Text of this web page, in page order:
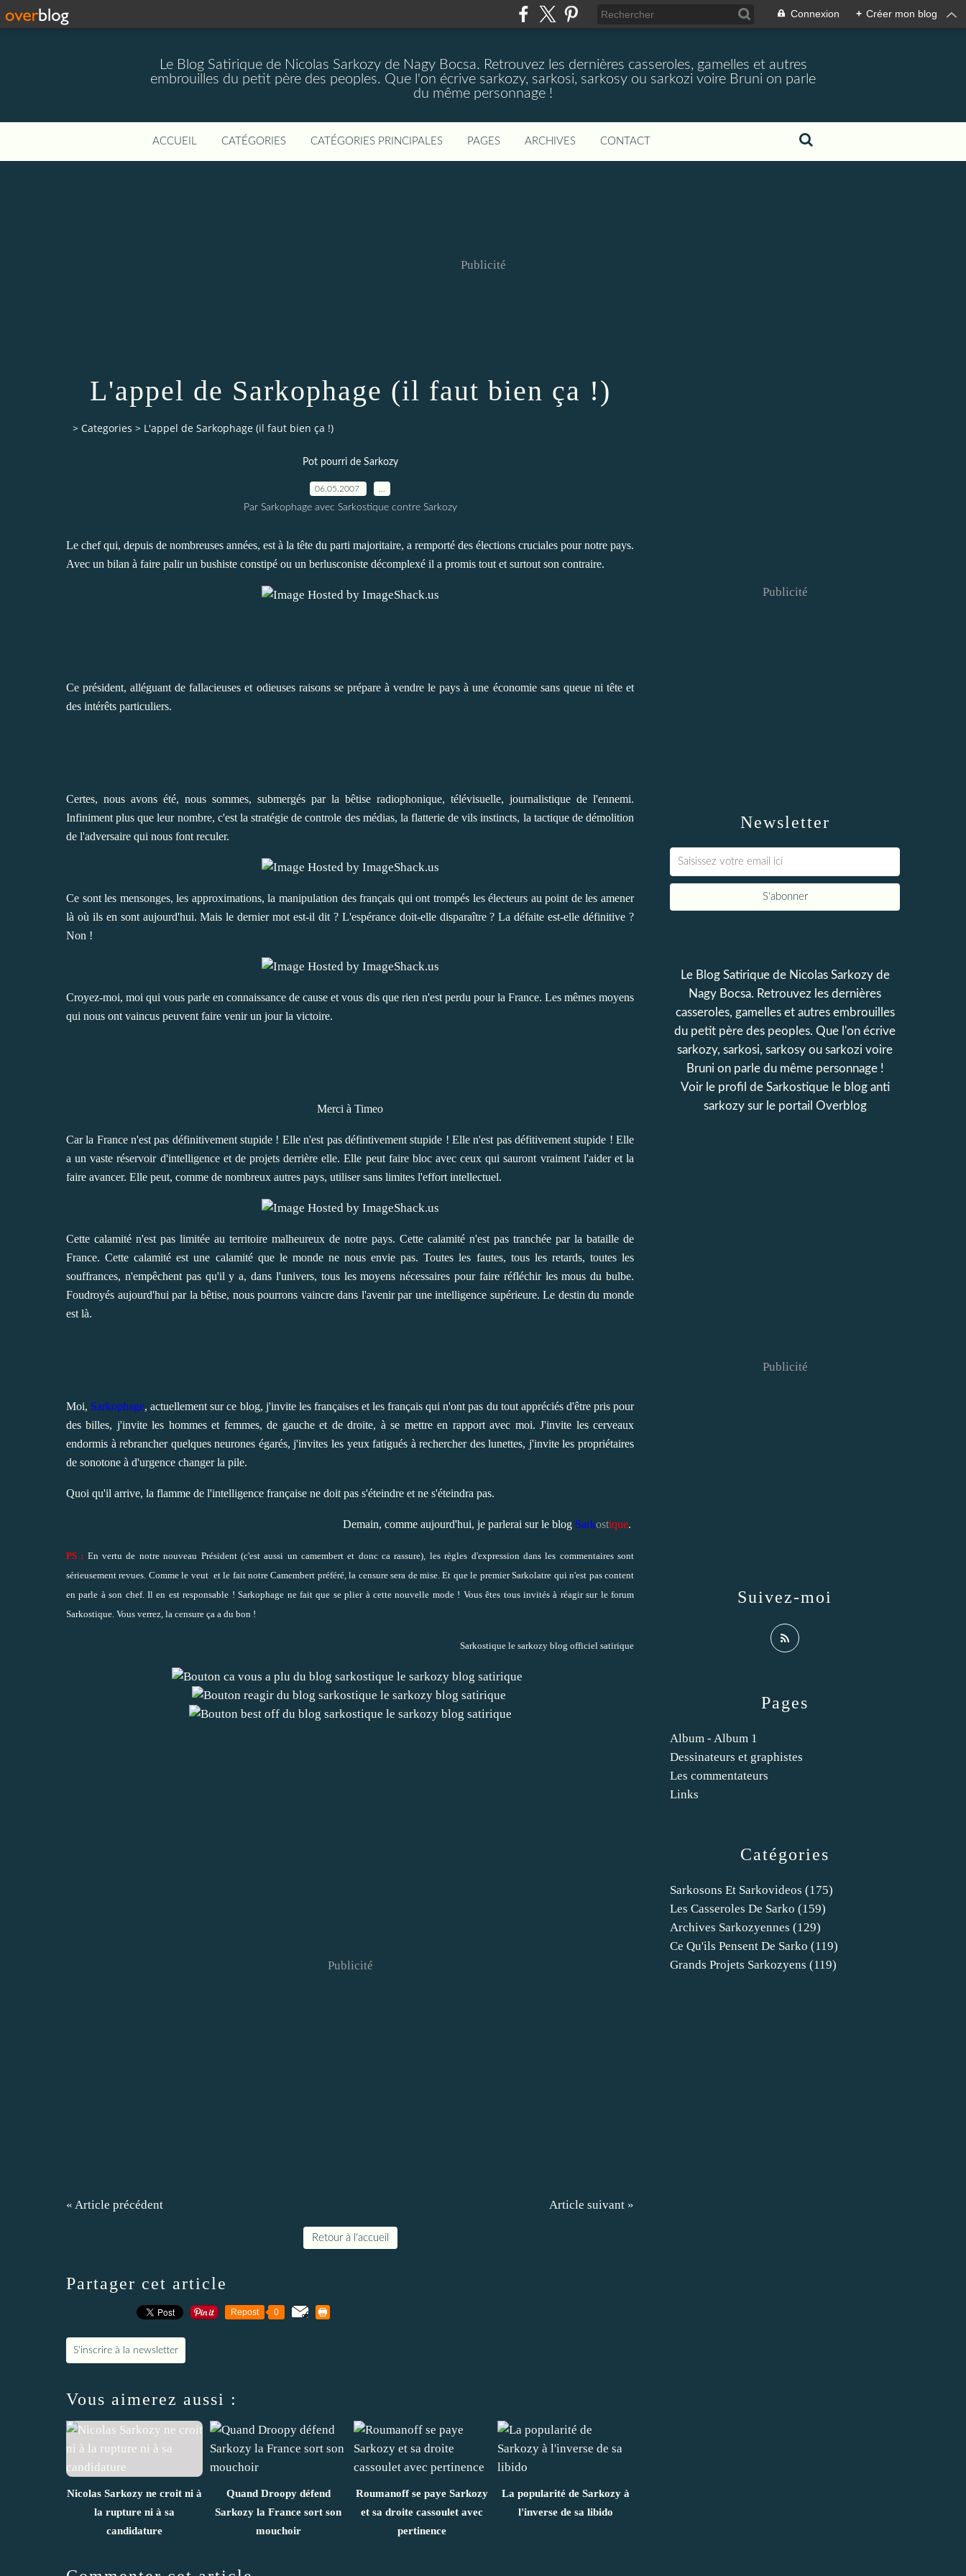
Connexion + Créer mon blog
Le Blog Satirique de Nicolas Sarkozy de Nagy Bocsa. Retrouvez les dernières casseroles, gamelles et autres
embrouilles du petit père des peoples. Que l'on écrive sarkozy, sarkosi, sarkosy ou sarkozi voire Bruni on parle
du même personnage !
ACCUEIL CATÉGORIES CATÉGORIES PRINCIPALES PAGES ARCHIVES CONTACT
Publicité
L'appel de Sarkophage (il faut bien ça !)
> Categories > L'appel de Sarkophage (il faut bien ça !)
Pot pourri de Sarkozy
06.05.2007
Par Sarkophage avec Sarkostique contre Sarkozy
Le chef qui, depuis de nombreuses années, est à la tête du parti majoritaire, a remporté des élections cruciales pour notre pays.
Avec un bilan à faire palir un bushiste constipé ou un berlusconiste décomplexé il a promis tout et surtout son contraire.
Ce président, alléguant de fallacieuses et odieuses raisons se prépare à vendre le paysà une économie sans queue ni têteet
des intérêts particuliers.
Certes, nous avons été, nous sommes, submergés par la bêtise radiophonique, télévisuelle, journalistique de l'ennemi.
Infiniment plus que leur nombre, c'est la stratégie de controle des médias, la flatterie de vils instincts, la tactique de démolition
de l'adversaire qui nous font reculer.
Ce sont les mensonges, les approximations, la manipulation des français qui ont trompés les électeurs au point de les amener
là où ils en sont aujourd'hui. Mais le dernier mot est-il dit ? L'espérance doit-elle disparaître ? La défaite est-elle définitive ?
Non !
Croyez-moi, moi qui vous parle en connaissance de cause et vous dis que rien n'est perdu pour la France. Les mêmes moyens
qui nous ont vaincus peuvent faire venir un jour la victoire.
Merci à Timeo
Car la France n'est pas définitivement stupide ! Elle n'est pas défintivement stupide ! Elle n'est pas défitivement stupide ! Elle
a un vaste réservoir d'intelligence et de projets derrière elle. Elle peut faire bloc avec ceux qui sauront vraiment l'aider et la
faire avancer. Elle peut, comme de nombreux autres pays, utiliser sans limites l'effort intellectuel.
Cette calamité n'est pas limitée au territoire malheureux de notre pays. Cette calamité n'est pas tranchée par la bataille de
France.Cette calamité est une calamité que le monde ne nous envie pas. Toutes les fautes, tous les retards, toutes les
souffrances, n'empêchent pas qu'il y a, dans l'univers, tous les moyens nécessaires pour faire réfléchir les mous du bulbe.
Foudroyés aujourd'hui par la bêtise, nous pourrons vaincre dans l'avenir par une intelligence supérieure. Le destin du monde
est là.
Moi, Sarkophage, actuellement sur ce blog, j'invite les françaises et les français qui n'ont pas du tout appréciés d'être pris pour
des billes, j'invite les hommes et femmes, de gauche et de droite, à se mettre en rapport avec moi. J'invite les cerveaux
endormis à rebrancher quelques neurones égarés, j'invites les yeux fatigués à rechercher des lunettes, j'invite les propriétaires
de sonotone à d'urgence changer la pile.
Quoi qu'il arrive, la flamme de l'intelligence française ne doit pas s'éteindre et ne s'éteindra pas.
Demain, comme aujourd'hui, je parlerai sur le blog Sarkostique.
PS : En vertu de notre nouveau Président (c'est aussi un camembert et donc ca rassure), les règles d'expression dans les commentaires sont
sérieusement revues. Comme le veut et le fait notre Camembert préféré, la censure sera de mise. Et que le premier Sarkolatre qui n'est pas content
en parle à son chef. Il en est responsable ! Sarkophage ne fait que se plier à cette nouvelle mode ! Vous êtes tous invités à réagir sur le forum
Sarkostique . Vous verrez, la censure ça a du bon !
Sarkostique le sarkozy blog officiel satirique
Publicité
« Article précédent Article suivant »
Retour à l'accueil
Partager cet article
Repost 0
S'inscrire à la newsletter
Vous aimerez aussi :
Nicolas Sarkozy ne croit ni à
la rupture ni à sa
candidature
Quand Droopy défend
Sarkozy la France sort son
mouchoir
Roumanoff se paye Sarkozy
et sa droite cassoulet avec
pertinence
La popularité de Sarkozy à
l'inverse de sa libido
Newsletter
Publicité
Catégories
Sarkosons Et Sarkovideos (175)
Les Casseroles De Sarko (159)
Archives Sarkozyennes (129)
Ce Qu'ils Pensent De Sarko (119)
Grands Projets Sarkozyens (119)
Pages
Album - Album 1
Dessinateurs et graphistes
Les commentateurs
Links
Le Blog Satirique de Nicolas Sarkozy de
Nagy Bocsa. Retrouvez les dernières
casseroles, gamelles et autres embrouilles
du petit père des peoples. Que l'on écrive
sarkozy, sarkosi, sarkosy ou sarkozi voire
Bruni on parle du même personnage !
Voir le profil de Sarkostique le blog anti
sarkozysur le portail Overblog
Suivez-moi
Publicité